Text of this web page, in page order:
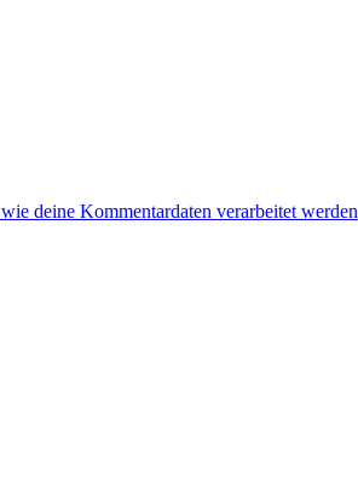
deine Kommentardaten verarbeitet werden